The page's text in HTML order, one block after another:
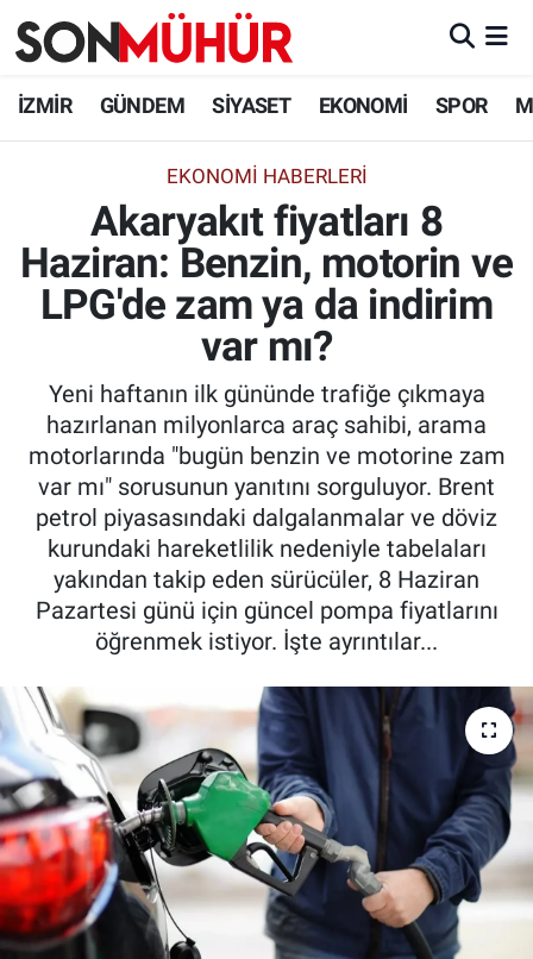
İZMİR GÜNDEM SİYASET EKONOMİ SPOR
EKONOMI HABERLERI
Akaryakıt fiyatları 8
Haziran: Benzin, motorin ve
LPG'de zam ya da indirim
var mı?
Yeni haftanın ilk gününde trafiğe çıkmaya
hazırlanan milyonlarca araç sahibi, arama
motorlarında "bugün benzin ve motorine zam
var mı" sorusunun yanıtını sorguluyor. Brent
petrol piyasasındaki dalgalanmalar ve döviz
kurundaki hareketlilik nedeniyle tabelaları
yakından takip eden sürücüler, 8 Haziran
Pazartesi günü için güncel pompa fiyatlarını
öğrenmek istiyor. İşte ayrıntılar...
İzmir Nöbetçi Eczaneler
İzmir Namaz Vakitleri
İzmir Trafik Yoğunluk Haritası
Süper Lig Puan Durumu ve Fikstür
Tüm Manşetler
Son Dakika Haberleri
Haber Arşivi